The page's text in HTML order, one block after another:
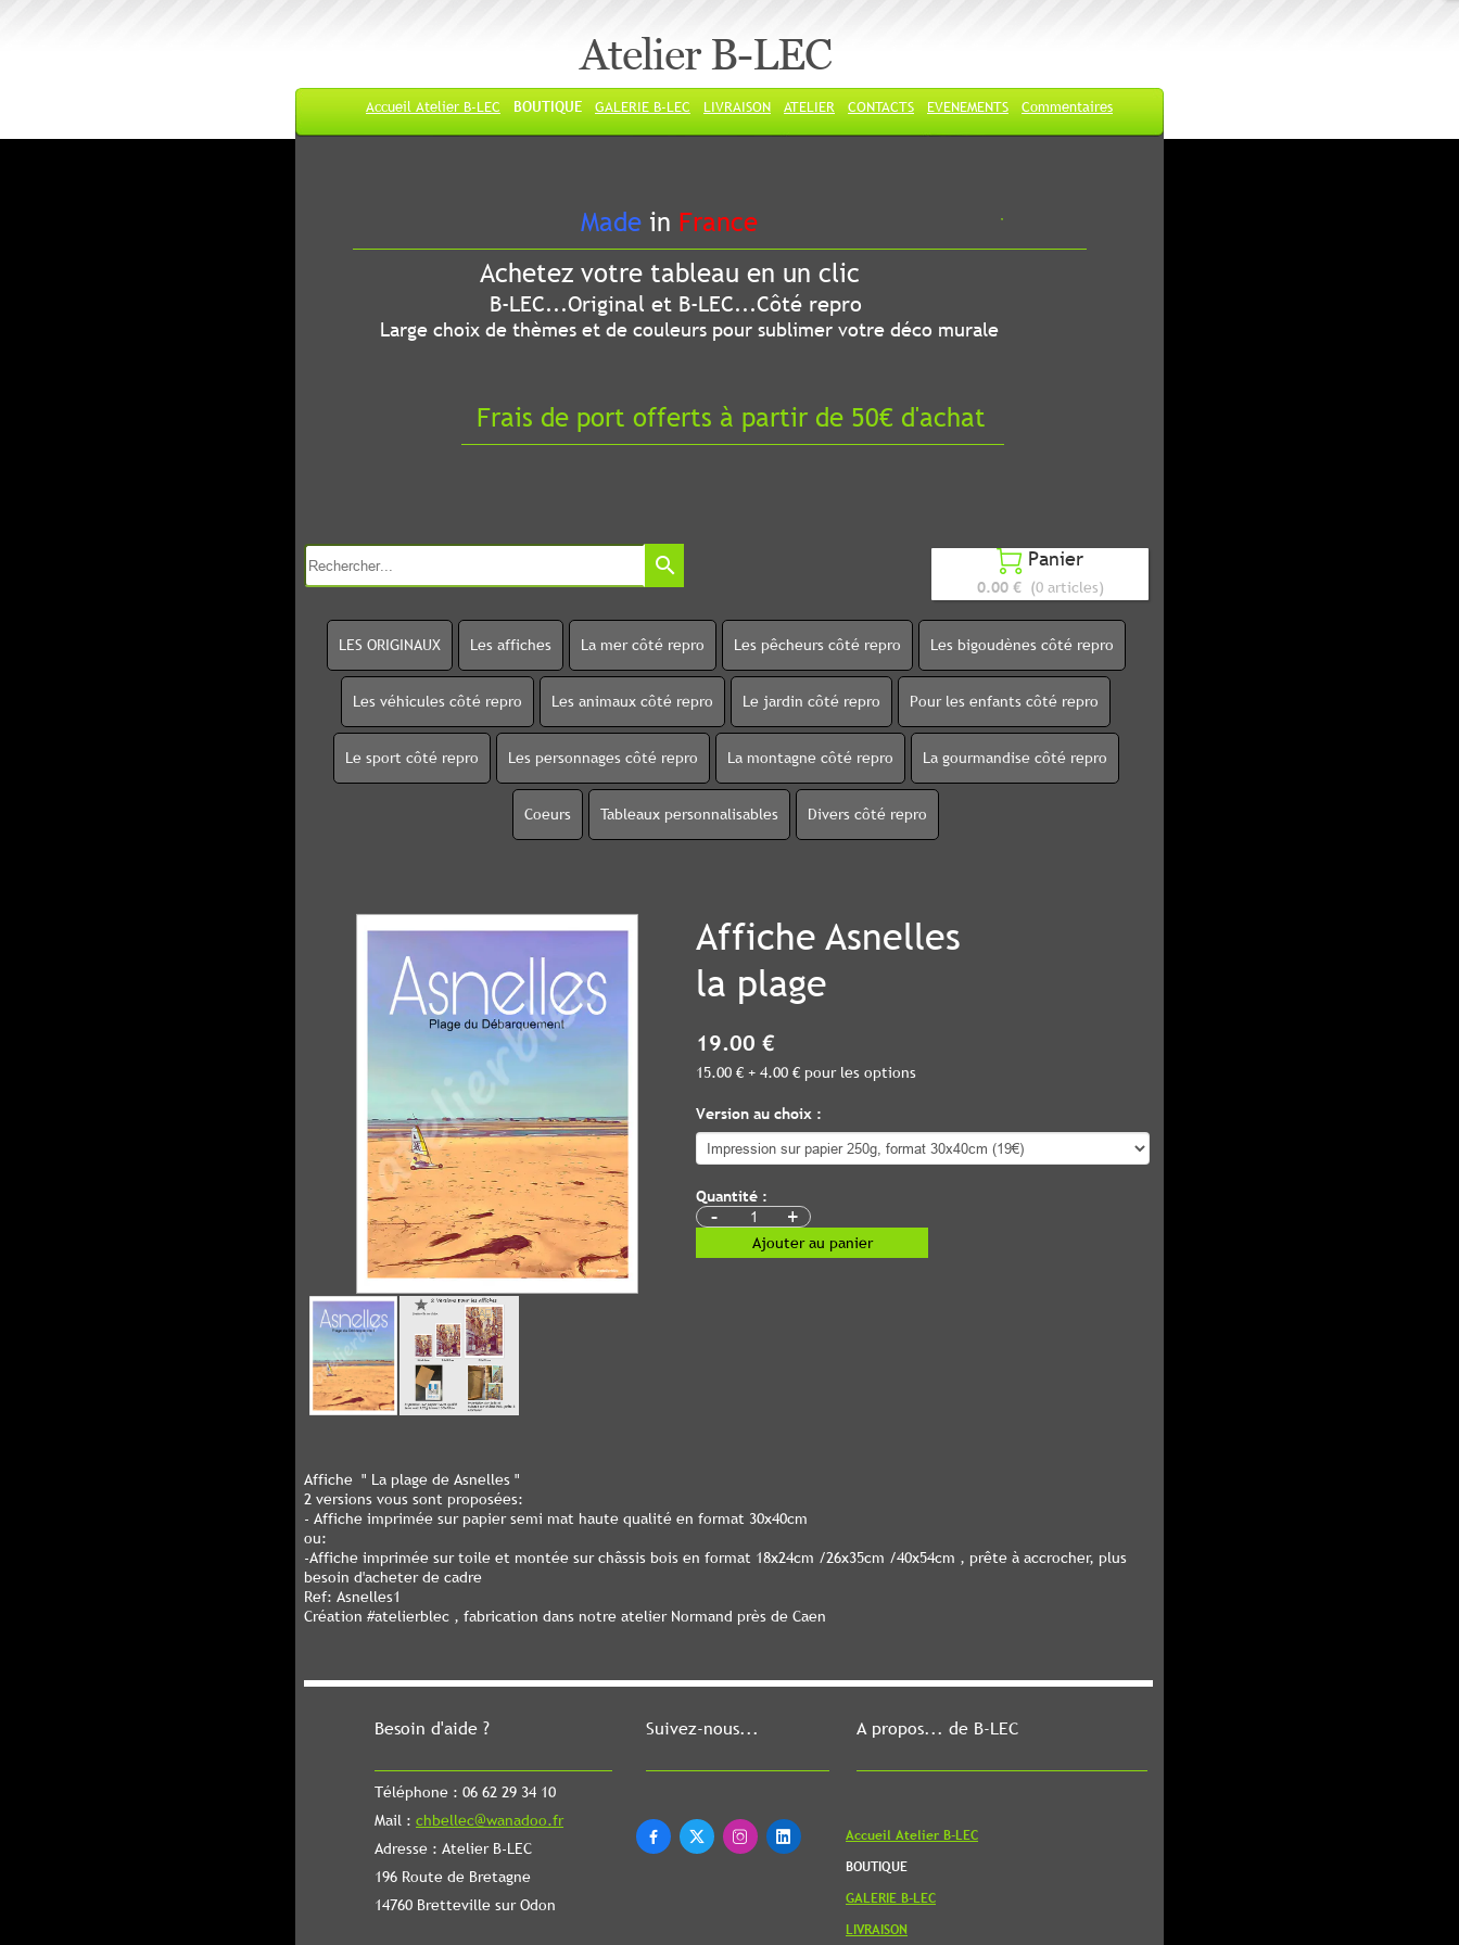
Atelier B-LEC
Accueil Atelier B-LEC BOUTIQUE GALERIE B-LEC LIVRAISON ATELIER CONTACTS EVENEMENTS Commentaires
Besoin d'aide ?
Téléphone : 06 62 29 34 10
Mail : chbellec@wanadoo.fr
Adresse : Atelier B-LEC
196 Route de Bretagne
14760 Bretteville sur Odon
Suivez-nous...
   
A propos... de B-LEC
Accueil Atelier B-LEC
BOUTIQUE
GALERIE B-LEC
LIVRAISON
Made in France
Achetez votre tableau en un clic
B-LEC...Original et B-LEC...Côté repro
Large choix de thèmes et de couleurs pour sublimer votre déco murale
Frais de port offerts à partir de 50€ d'achat
search  Panier
0.00 € (0 articles)
LES ORIGINAUX Les affiches La mer côté repro Les pêcheurs côté repro Les bigoudènes côté repro
Les véhicules côté repro Les animaux côté repro Le jardin côté repro Pour les enfants côté repro
Le sport côté repro Les personnages côté repro La montagne côté repro La gourmandise côté repro
Coeurs Tableaux personnalisables Divers côté repro
Affiche Asnelles
la plage
19.00 €
15.00 € + 4.00 € pour les options
Version au choix :
Quantité :
- +
Ajouter au panier
Affiche " La plage de Asnelles "
2 versions vous sont proposées:
- Affiche imprimée sur papier semi mat haute qualité en format 30x40cm
ou:
-Affiche imprimée sur toile et montée sur châssis bois en format 18x24cm /26x35cm /40x54cm , prête à accrocher, plus
besoin d'acheter de cadre
Ref: Asnelles1
Création #atelierblec , fabrication dans notre atelier Normand près de Caen